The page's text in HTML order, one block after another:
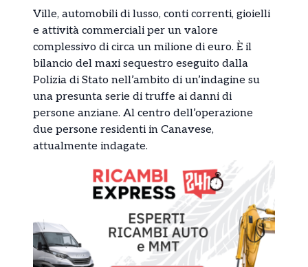
Ville, automobili di lusso, conti correnti, gioielli
e attività commerciali per un valore
complessivo di circa un milione di euro. È il
bilancio del maxi sequestro eseguito dalla
Polizia di Stato nell’ambito di un’indagine su
una presunta serie di truffe ai danni di
persone anziane. Al centro dell’operazione
due persone residenti in Canavese,
attualmente indagate.